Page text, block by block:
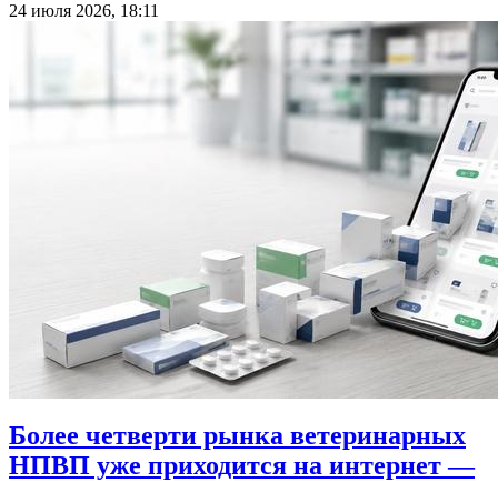
24 июля 2026, 18:11
Более четверти рынка ветеринарных
НПВП уже приходится на интернет —